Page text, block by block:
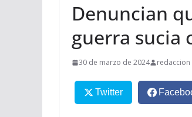
Denuncian
guerra sucia
30 de marzo de 2024 redaccion
Twitter